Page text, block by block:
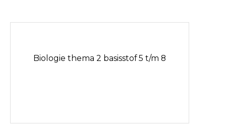
Biologie thema 2 basisstof 5 t/m 8